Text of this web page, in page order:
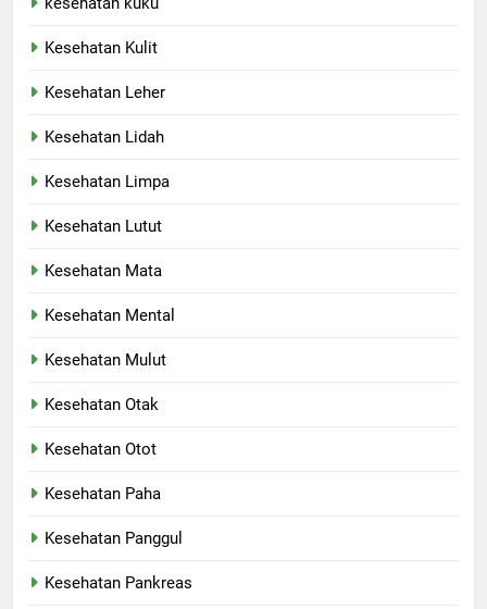
Kesehatan Kulit
Kesehatan Leher
Kesehatan Lidah
Kesehatan Limpa
Kesehatan Lutut
Kesehatan Mata
Kesehatan Mental
Kesehatan Mulut
Kesehatan Otak
Kesehatan Otot
Kesehatan Paha
Kesehatan Panggul
Kesehatan Pankreas